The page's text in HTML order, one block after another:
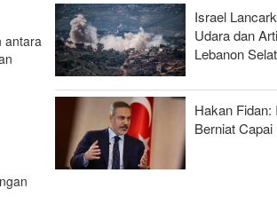
antara
Israel
Udara dan
Lebanon
Hakan Fidan:
Berniat